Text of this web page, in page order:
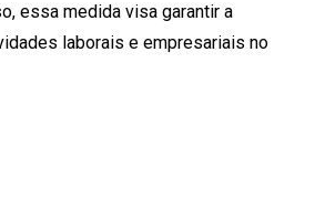
essa medida visa garantir a
laborais e empresariais no